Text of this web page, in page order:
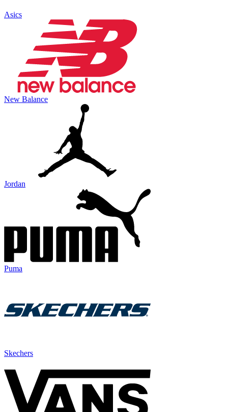
Asics
New Balance
Jordan
Puma
Skechers